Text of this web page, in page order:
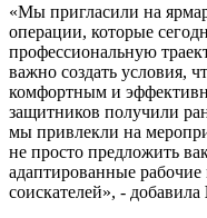
«Мы пригласили на
операции, которые
профессиональную
важно создать условия,
комфортным и
защитников получили
мы привлекли на
не просто предложить
адаптированные рабочие
соискателей», - добавила